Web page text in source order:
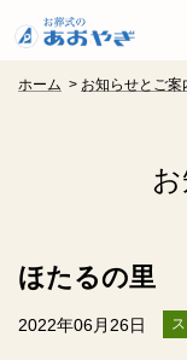
ホーム > お知らせとご案
ほたるの里
2022年06月26日